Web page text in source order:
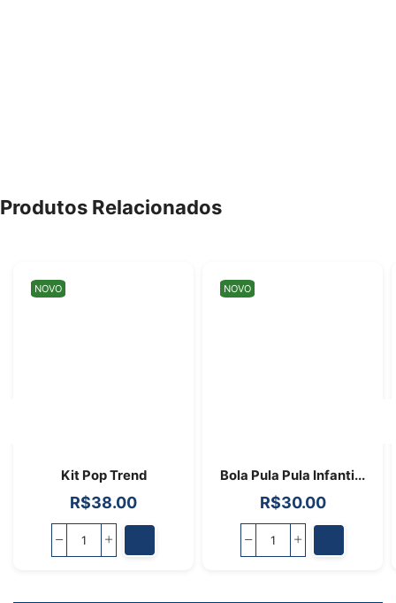
Produtos Relacionados
NOVO
Kit Pop Trend
R$38.00
NOVO
Bola Pula Pula Infanti...
R$30.00